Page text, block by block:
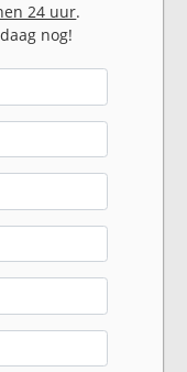
24 uur.
nog!